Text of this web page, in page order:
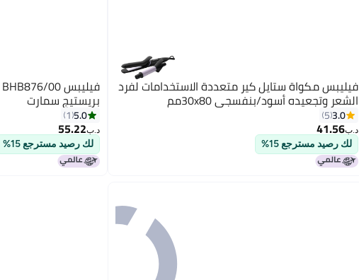
فيليبس مكواة ستايل كير متعددة الاستخدامات لفرد
الشعر وتجعيده أسود/بنفسجي 30x80مم
3.0
5
د.ب‏41.56
لك رصيد مسترجع 15%
بريستيج سمارت
5.0
1
د.ب‏55.22
لك رصيد مسترجع 15%